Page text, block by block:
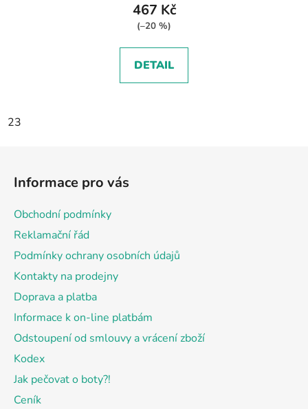
467 Kč
(–20 %)
DETAIL
23
Informace pro vás
Obchodní podmínky
Reklamační řád
Podmínky ochrany osobních údajů
Kontakty na prodejny
Doprava a platba
Informace k on-line platbám
Odstoupení od smlouvy a vrácení zboží
Kodex
Jak pečovat o boty?!
Ceník